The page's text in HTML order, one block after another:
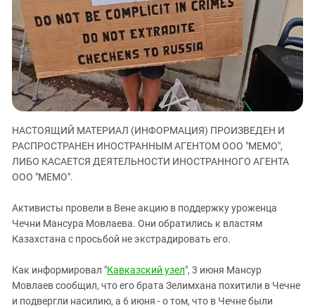
ЗАСТАВЛЯЕТ
КАВКАЗ ЗА ПАЛЕСТИНУ
ИНАКОМЫСЛИЕ В ЧЕЧНЕ
ПРЕСЛЕДОВАНИЕ АКТИВИСТОВ
МОБИЛИЗАЦИЯ И ПРОТЕСТЫ
Дагестан
Ингушетия
Кабардино-Балкария
Калмыкия
Карачаево-Черкесия
Нагорный Карабах
Российская Федерация
Северная Осетия - Алания
СКФО
Чечня
НАСТОЯЩИЙ МАТЕРИАЛ (ИНФОРМАЦИЯ) ПРОИЗВЕДЕН И
РАСПРОСТРАНЕН ИНОСТРАННЫМ АГЕНТОМ ООО "МЕМО",
ЛИБО КАСАЕТСЯ ДЕЯТЕЛЬНОСТИ ИНОСТРАННОГО АГЕНТА
ООО "МЕМО".
Активисты провели в Вене акцию в поддержку уроженца
Чечни Мансура Мовлаева. Они обратились к властям
Казахстана с просьбой не экстрадировать его.
Как информировал "Кавказский узел", 3 июня Мансур
Мовлаев сообщил, что его брата Зелимхана похитили в Чечне
и подвергли насилию, а 6 июня - о том, что в Чечне были